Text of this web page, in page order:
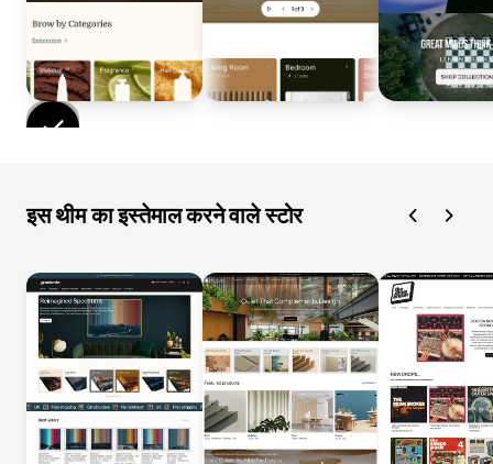
इस थीम का इस्तेमाल करने वाले स्टोर